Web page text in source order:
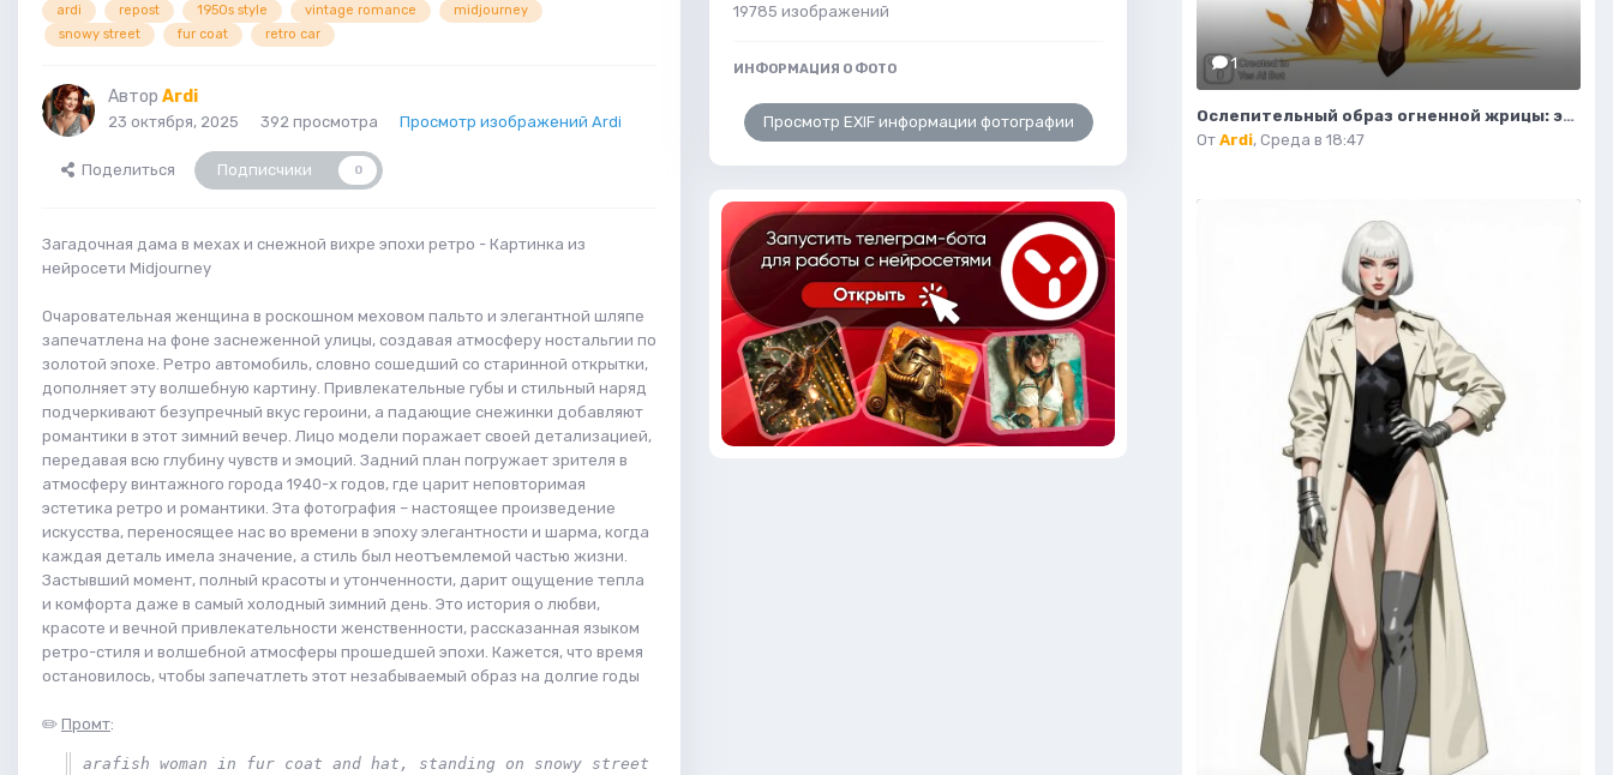
ardi repost 1950s style vintage romance
midjourney
snowy street
fur coat retro car
Автор Ardi
23 октября, 2025 392 просмотра Просмотр изображений Ardi
Поделиться Подписчики 0
Загадочная дама в мехах и снежной вихре эпохи ретро - Картинка из
нейросети Midjourney
Очаровательная женщина в роскошном меховом пальто и элегантной шляпе
запечатлена на фоне заснеженной улицы, создавая атмосферу ностальгии по
золотой эпохе. Ретро автомобиль, словно сошедший со старинной открытки,
дополняет эту волшебную картину. Привлекательные губы и стильный наряд
подчеркивают безупречный вкус героини, а падающие снежинки добавляют
романтики в этот зимний вечер. Лицо модели поражает своей детализацией,
передавая всю глубину чувств и эмоций. Задний план погружает зрителя в
атмосферу винтажного города 1940-х годов, где царит неповторимая
эстетика ретро и романтики. Эта фотография – настоящее произведение
искусства, переносящее нас во времени в эпоху элегантности и шарма, когда
каждая деталь имела значение, а стиль был неотъемлемой частью жизни.
Застывший момент, полный красоты и утонченности, дарит ощущение тепла
и комфорта даже в самый холодный зимний день. Это история о любви,
красоте и вечной привлекательности женственности, рассказанная языком
ретро-стиля и волшебной атмосферы прошедшей эпохи. Кажется, что время
остановилось, чтобы запечатлеть этот незабываемый образ на долгие годы
✏️ Промт:
arafish woman in fur coat and hat, standing on snowy street
19785 изображений
ИНФОРМАЦИЯ О ФОТО
Просмотр EXIF информации фотографии
1
Ослепительный образ огненной жрицы: эскиз персонажа в стиле фэнтези. Изображение из нейросети Flux 1
От Ardi, Среда в 18:47